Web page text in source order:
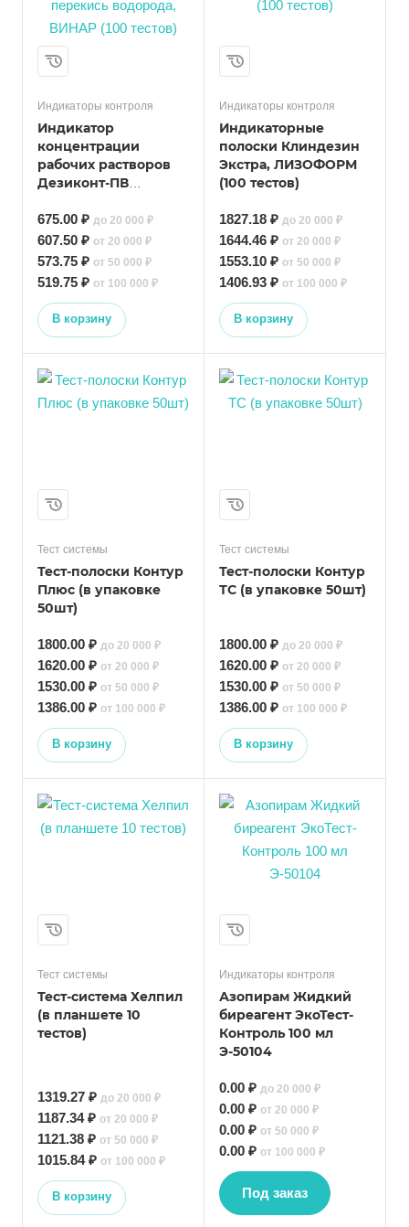
Индикаторы контроля
Индикатор
концентрации
рабочих растворов
Дезиконт-ПВ
ВИНАР (100 тестов)
675.00 ₽ до 20 000 ₽
607.50 ₽ от 20 000 ₽
573.75 ₽ от 50 000 ₽
519.75 ₽ от 100 000 ₽
В корзину
Индикаторы контроля
Индикаторные
полоски Клиндезин
Экстра, ЛИЗОФОРМ
(100 тестов)
1827.18 ₽ до 20 000 ₽
1644.46 ₽ от 20 000 ₽
1553.10 ₽ от 50 000 ₽
1406.93 ₽ от 100 000 ₽
В корзину
Тест системы
Тест-полоски Контур
Плюс (в упаковке
50шт)
1800.00 ₽ до 20 000 ₽
1620.00 ₽ от 20 000 ₽
1530.00 ₽ от 50 000 ₽
1386.00 ₽ от 100 000 ₽
В корзину
Тест системы
Тест-полоски Контур
ТС (в упаковке 50шт)
1800.00 ₽ до 20 000 ₽
1620.00 ₽ от 20 000 ₽
1530.00 ₽ от 50 000 ₽
1386.00 ₽ от 100 000 ₽
В корзину
Тест системы
Тест-система Хелпил
(в планшете 10
тестов)
1319.27 ₽ до 20 000 ₽
1187.34 ₽ от 20 000 ₽
1121.38 ₽ от 50 000 ₽
1015.84 ₽ от 100 000 ₽
В корзину
Индикаторы контроля
Азопирам Жидкий
биреагент ЭкоТест-
Контроль 100 мл
Э-50104
0.00 ₽ до 20 000 ₽
0.00 ₽ от 20 000 ₽
0.00 ₽ от 50 000 ₽
0.00 ₽ от 100 000 ₽
Под заказ